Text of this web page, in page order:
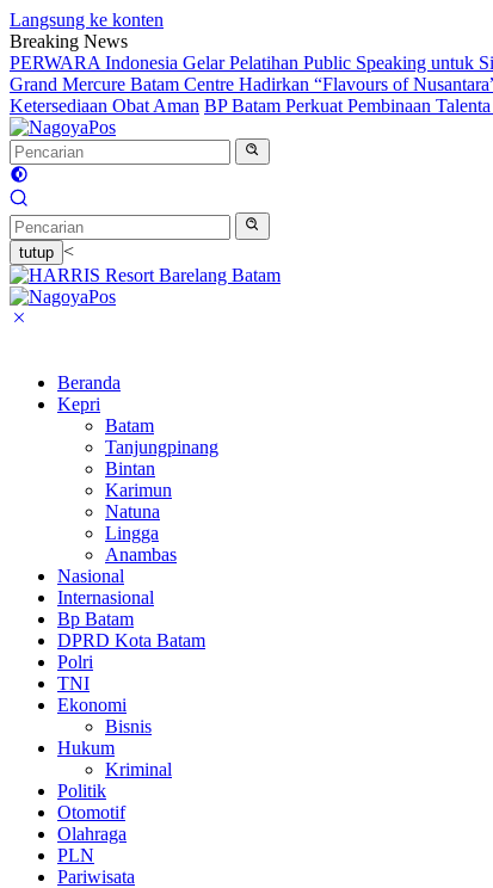
Langsung ke konten
Breaking News
PERWARA Indonesia Gelar Pelatihan Public Speaking untuk
Grand Mercure Batam Centre Hadirkan “Flavours of
Ketersediaan Obat Aman BP Batam Perkuat Pembinaan
tutup <
Beranda
Kepri
Batam
Tanjungpinang
Bintan
Karimun
Natuna
Lingga
Anambas
Nasional
Internasional
Bp Batam
DPRD Kota Batam
Polri
TNI
Ekonomi
Bisnis
Hukum
Kriminal
Politik
Otomotif
Olahraga
PLN
Pariwisata